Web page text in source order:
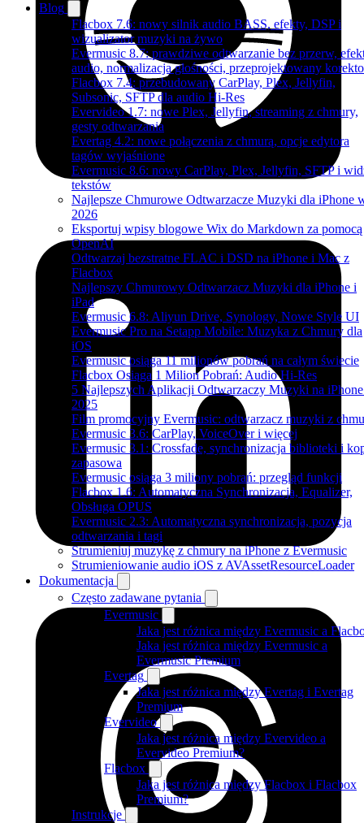
Blog
Flacbox 7.6: nowy silnik audio BASS, efekty, DSP i
wizualizator muzyki na żywo
Evermusic 8.7: prawdziwe odtwarzanie bez przerw,
audio, normalizacja głośności, przeprojektowany
Flacbox 7.4: przebudowany CarPlay, Plex, Jellyfin,
Subsonic, SFTP dla audio Hi-Res
Evervideo 1.7: nowe Plex, Jellyfin, streaming z chmury,
gesty odtwarzania
Evertag 4.2: nowe połączenia z chmurą, opcje edytora
tagów wyjaśnione
Evermusic 8.6: nowy CarPlay, Plex, Jellyfin, SFTP i
tekstów
Najlepsze Chmurowe Odtwarzacze Muzyki dla iPhone
2026
Eksportuj wpisy blogowe Wix do Markdown za pomocą
OpenAI
Odtwarzaj bezstratne FLAC i DSD na iPhone i Mac z
Flacbox
Najlepszy Chmurowy Odtwarzacz Muzyki dla iPhone i
iPad
Evermusic 6.8: Aliyun Drive, Synology, Nowe Style UI
Evermusic Pro na Setapp Mobile: Muzyka z Chmury dla
iOS
Evermusic osiąga 11 milionów pobrań na całym świecie
Flacbox Osiąga 1 Milion Pobrań: Audio Hi-Res
5 Najlepszych Aplikacji Odtwarzaczy Muzyki na
2025
Film promocyjny Evermusic: odtwarzacz muzyki z
Evermusic 3.6: CarPlay, VoiceOver i więcej
Evermusic 3.1: Crossfade, synchronizacja biblioteki i
zapasowa
Evermusic osiąga 3 miliony pobrań: przegląd funkcji
Flacbox 1.6: Automatyczna Synchronizacja, Equalizer,
Obsługa OPUS
Evermusic 2.3: Automatyczna synchronizacja, pozycja
odtwarzania i tagi
Strumieniuj muzykę z chmury na iPhone z Evermusic
Strumieniowanie audio iOS z AVAssetResourceLoader
Dokumentacja
Często zadawane pytania
Evermusic
Jaka jest różnica między Evermusic a
Jaka jest różnica między Evermusic a
Evermusic Premium
Evertag
Jaka jest różnica między Evertag i Evertag
Premium
Evervideo
Jaka jest różnica między Evervideo a
Evervideo Premium?
Flacbox
Jaka jest różnica między Flacbox i Flacbox
Premium?
Instrukcje